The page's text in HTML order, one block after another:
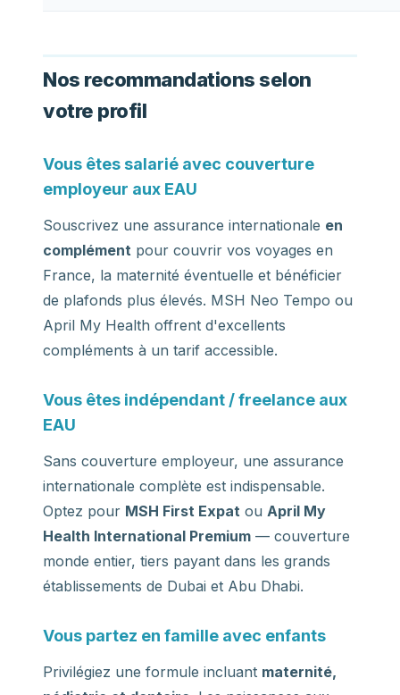
Nos recommandations selon
votre profil
Vous êtes salarié avec couverture
employeur aux EAU
Souscrivez une assurance internationale en
complément pour couvrir vos voyages en
France, la maternité éventuelle et bénéficier
de plafonds plus élevés. MSH Neo Tempo ou
April My Health offrent d'excellents
compléments à un tarif accessible.
Vous êtes indépendant / freelance aux
EAU
Sans couverture employeur, une assurance
internationale complète est indispensable.
Optez pour MSH First Expat ou April My
Health International Premium — couverture
monde entier, tiers payant dans les grands
établissements de Dubai et Abu Dhabi.
Vous partez en famille avec enfants
Privilégiez une formule incluant maternité,